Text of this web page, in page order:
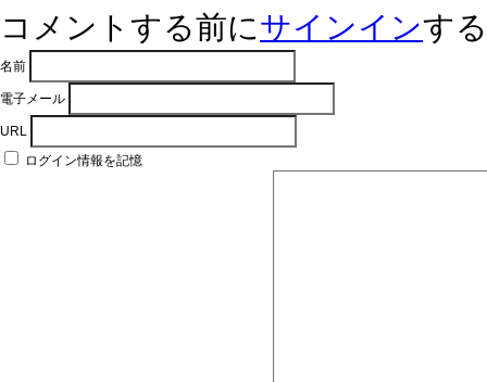
コメントする前にサインインす
名前
電子メール
URL
ログイン情報を記憶